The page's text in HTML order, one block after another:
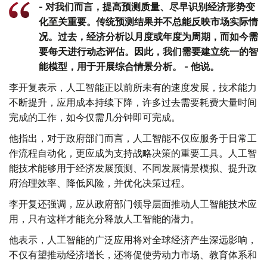
- 对我们而言，提高预测质量、尽早识别经济形势变
化至关重要。传统预测结果并不总能反映市场实际情
况。过去，经济分析以月度或年度为周期，而如今需
要每天进行动态评估。因此，我们需要建立统一的智
能模型，用于开展综合情景分析。 - 他说。
李开复表示，人工智能正以前所未有的速度发展，技术能力
不断提升，应用成本持续下降，许多过去需要耗费大量时间
完成的工作，如今仅需几分钟即可完成。
他指出，对于政府部门而言，人工智能不仅应服务于日常工
作流程自动化，更应成为支持战略决策的重要工具。人工智
能技术能够用于经济发展预测、不同发展情景模拟、提升政
府治理效率、降低风险，并优化决策过程。
李开复还强调，应从政府部门领导层面推动人工智能技术应
用，只有这样才能充分释放人工智能的潜力。
他表示，人工智能的广泛应用将对全球经济产生深远影响，
不仅有望推动经济增长，还将促使劳动力市场、教育体系和